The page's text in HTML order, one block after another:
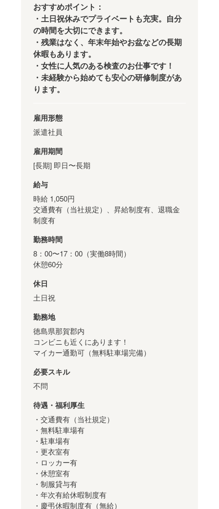
おすすめポイント：
・土日祝休みでプライベートも充実。自分
の時間を大切にできます。
・残業はなく、年末年始やお盆などの長期
休暇もあります。
・女性に人気のある検査のお仕事です！
・未経験から始めても安心の研修制度があ
ります。
雇用形態
派遣社員
雇用期間
[長期] 即日〜長期
給与
時給 1,050円
交通費有（当社規定）、昇給制度有、退職金
制度有
勤務時間
8：00〜17：00（実働8時間）
休憩60分
休日
土日祝
勤務地
徳島県那賀郡内
コンビニも近くにあります！
マイカー通勤可（無料駐車場完備）
必要スキル
不問
待遇・福利厚生
・交通費有（当社規定）
・無料駐車場有
・駐車場有
・更衣室有
・ロッカー有
・休憩室有
・制服貸与有
・年次有給休暇制度有
・慶弔休暇制度有（無給）